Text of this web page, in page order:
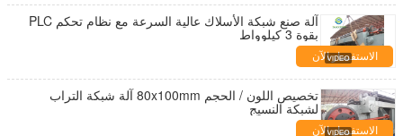
آلة صنع شبكة الأسلاك عالية السرعة مع نظام تحكم PLC
بقوة 3 كيلوواط
الاستفسار الآن
تخصيص اللون / الحجم 80x100mm آلة شبكة التراب
لشبكة النسيج
الاستفسار الآن